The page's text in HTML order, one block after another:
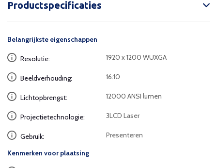
Productspecificaties
Belangrijkste eigenschappen
Resolutie: 1920 x 1200 WUXGA
Beeldverhouding: 16:10
Lichtopbrengst: 12000 ANSI lumen
Projectietechnologie: 3LCD Laser
Gebruik: Presenteren
Kenmerken voor plaatsing